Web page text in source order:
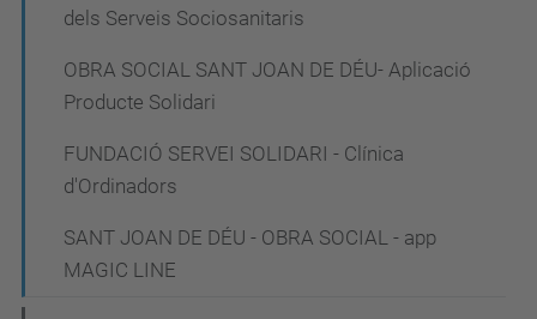
dels Serveis Sociosanitaris
OBRA SOCIAL SANT JOAN DE DÉU- Aplicació
Producte Solidari
FUNDACIÓ SERVEI SOLIDARI - Clínica
d'Ordinadors
SANT JOAN DE DÉU - OBRA SOCIAL - app
MAGIC LINE